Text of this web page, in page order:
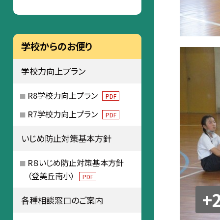
学校からのお便り
学校力向上プラン
R8学校力向上プラン PDF
R7学校力向上プラン PDF
いじめ防止対策基本方針
R８いじめ防止対策基本方針
（登美丘南小）
PDF
各種相談窓口のご案内